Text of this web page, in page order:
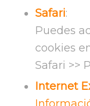
Safari:
Puedes
cookies
Safari >>
Internet